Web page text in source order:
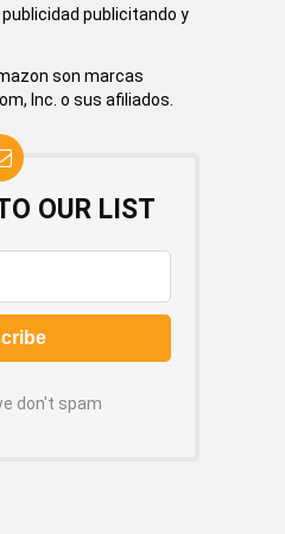
publicitando y
son marcas
Inc. o sus afiliados.
OUR LIST
don't spam